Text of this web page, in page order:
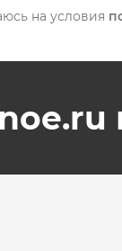
на условия